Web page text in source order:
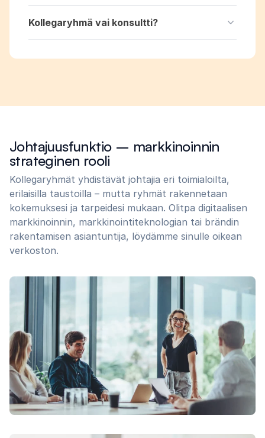
Kollegaryhmä vai konsultti?
Johtajuusfunktio – markkinoinnin
strateginen rooli
Kollegaryhmät yhdistävät johtajia eri toimialoilta,
erilaisilla taustoilla – mutta ryhmät rakennetaan
kokemuksesi ja tarpeidesi mukaan. Olitpa digitaalisen
markkinoinnin, markkinointiteknologian tai brändin
rakentamisen asiantuntija, löydämme sinulle oikean
verkoston.